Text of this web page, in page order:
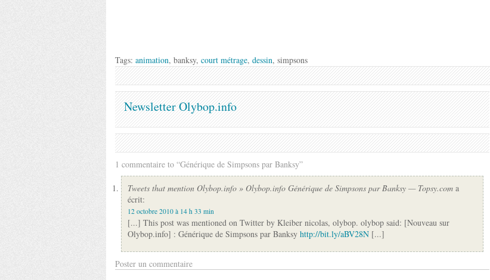
Tags: animation, banksy, court métrage, dessin, simpsons
Newsletter Olybop.info
1 commentaire to “Générique de Simpsons par Banksy”
Tweets that mention Olybop.info » Olybop.info Générique de Simpsons par Banksy — Topsy.com a
écrit:
12 octobre 2010 à 14 h 33 min
[...] This post was mentioned on Twitter by Kleiber nicolas, olybop. olybop said: [Nouveau sur
Olybop.info] : Générique de Simpsons par Banksy http://bit.ly/aBV28N [...]
Poster un commentaire